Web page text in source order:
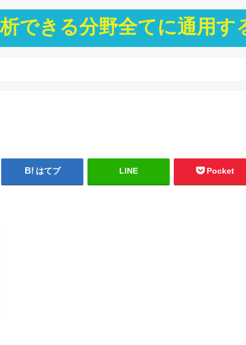
できる分野全てに通用す
はてブ LINE Pocket